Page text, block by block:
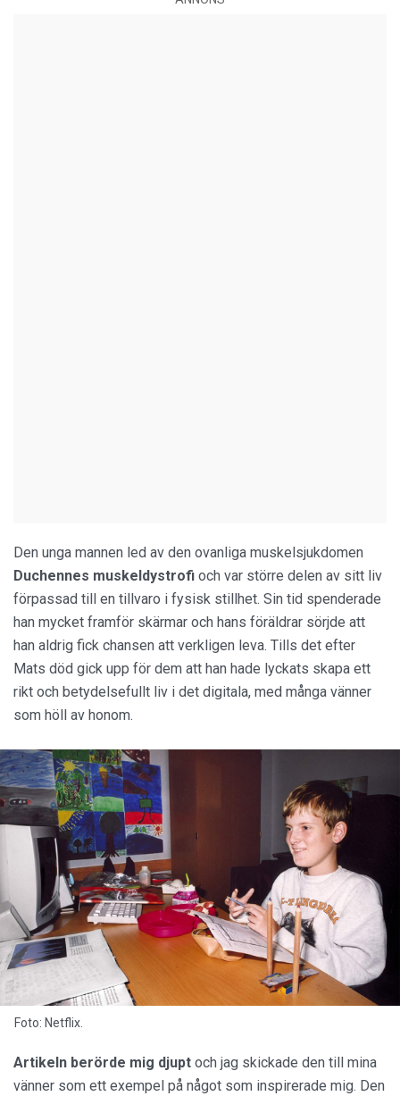
Den unga mannen led av den ovanliga muskelsjukdomen
Duchennes muskeldystrofi och var större delen av sitt liv
förpassad till en tillvaro i fysisk stillhet. Sin tid spenderade
han mycket framför skärmar och hans föräldrar sörjde att
han aldrig fick chansen att verkligen leva. Tills det efter
Mats död gick upp för dem att han hade lyckats skapa ett
rikt och betydelsefullt liv i det digitala, med många vänner
som höll av honom.
Foto: Netflix.
Artikeln berörde mig djupt och jag skickade den till mina
vänner som ett exempel på något som inspirerade mig. Den